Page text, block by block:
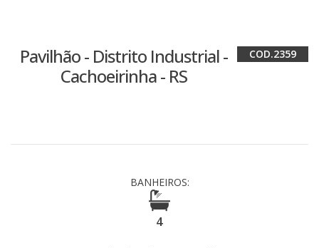
Pavilhão - Distrito Industrial -
Cachoeirinha - RS
2359
BANHEIROS:
4